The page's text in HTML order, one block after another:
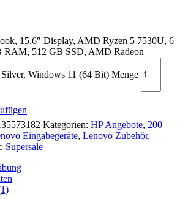
15.6" Display, AMD Ryzen 5 7530U, 6
RAM, 512 GB SSD, AMD Radeon
Windows 11 (64 Bit) Menge
Kategorien: HP Angebote, 200
Eingabegeräte, Lenovo Zubehör,
Supersale